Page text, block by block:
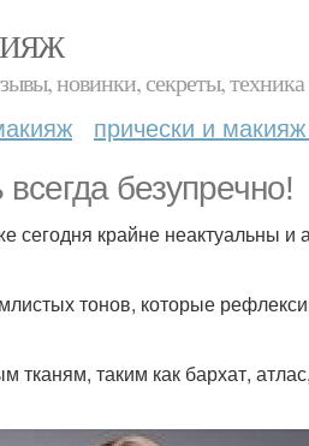
новинки, секреты,
прически и
безупречно!
сегодня крайне неактуальны
тонов, которые
таким как бархат,